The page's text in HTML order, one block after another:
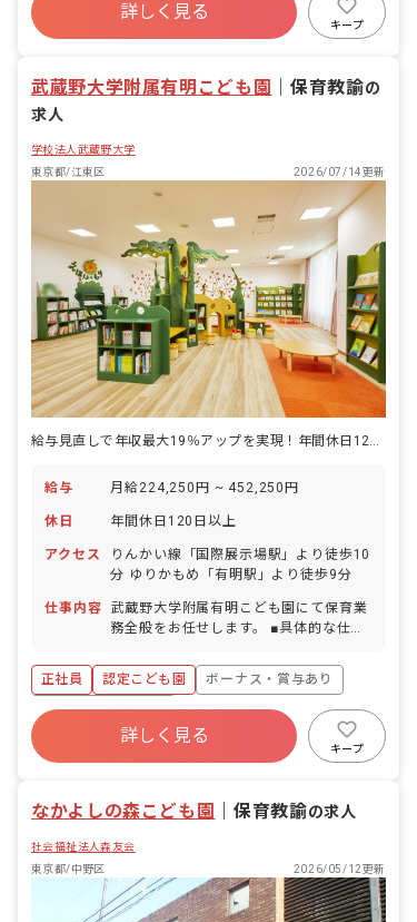
寮・住宅・家賃補助あり
社会保険完備
昇給昇進あり
詳しく見る
キープ
武蔵野大学附属有明こども園 保育教諭の
求人
学校法人武蔵野大学
東京都/江東区
2026/07/14更新
給与見直しで年収最大19％アップを実現！年間休日128日でお休みも充実♪
給与 月給224,250円 ~ 452,250円
休日 年間休日120日以上
アクセス
りんかい線「国際展示場駅」より徒歩10
分 ゆりかもめ「有明駅」より徒歩9分
仕事内容
武蔵野大学附属有明こども園にて保育業
務全般をお任せします。 ■具体的な仕事
歳児クラス担任またはフリー ・一時預か
りの保育 ・園バス添乗 ※任期制正社員
としての雇用となります。（定年制への
移行制度あり）
正社員 認定こども園
ボーナス・賞与あり
年間休日120日以上
寮・住宅・家賃補助あり
社会保険完備
残業少なめ
詳しく見る
キープ
なかよしの森こども園 ｜保育教諭の求人
社会福祉法人森友会
東京都/中野区
2026/05/12更新